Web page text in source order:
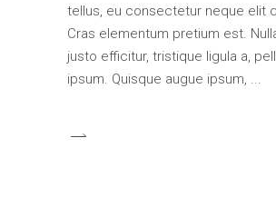
tellus, eu consectetur neque elit
Cras elementum pretium est.
justo efficitur, tristique ligula a,
ipsum. Quisque augue ipsum,